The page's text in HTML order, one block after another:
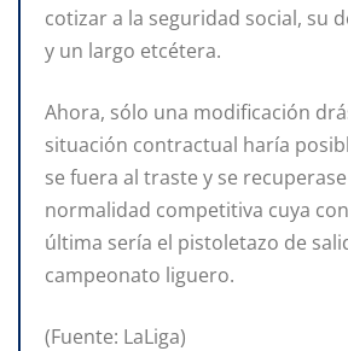
cotizar a la seguridad social, su
y un largo etcétera.
Ahora, sólo una modificación
situación contractual haría
se fuera al traste y se
normalidad competitiva cuya
última sería el pistoletazo de
campeonato liguero.
(Fuente: LaLiga)